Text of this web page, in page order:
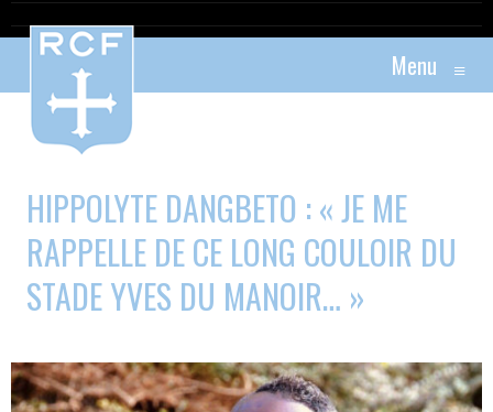
Menu ≡
HIPPOLYTE DANGBETO : « JE ME
RAPPELLE DE CE LONG COULOIR DU
STADE YVES DU MANOIR… »